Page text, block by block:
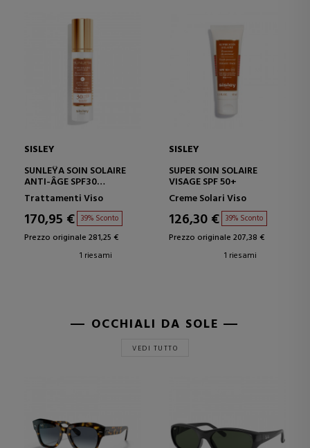
SISLEY
SUNLEŸA SOIN SOLAIRE
ANTI-ÂGE SPF30
CREMA PROTETTIVA
ANTI-ETÀ
Trattamenti Viso
170,95 € 39% Sconto
Prezzo originale 281,25 €
1 riesami
SISLEY
SUPER SOIN SOLAIRE
VISAGE SPF 50+
Creme Solari Viso
126,30 € 39% Sconto
Prezzo originale 207,38 €
1 riesami
OCCHIALI DA SOLE
VEDI TUTTO